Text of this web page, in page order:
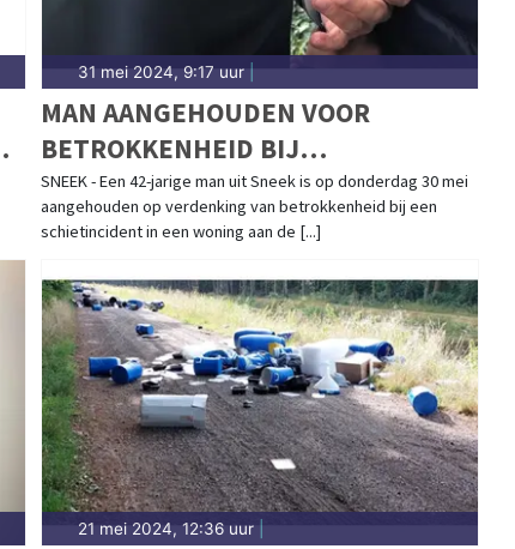
31 mei 2024, 9:17 uur|
MAN AANGEHOUDEN VOOR
BETROKKENHEID BIJ
SCHIETINCIDENT IN SNEEK
SNEEK - Een 42-jarige man uit Sneek is op donderdag 30 mei
aangehouden op verdenking van betrokkenheid bij een
schietincident in een woning aan de [...]
21 mei 2024, 12:36 uur|